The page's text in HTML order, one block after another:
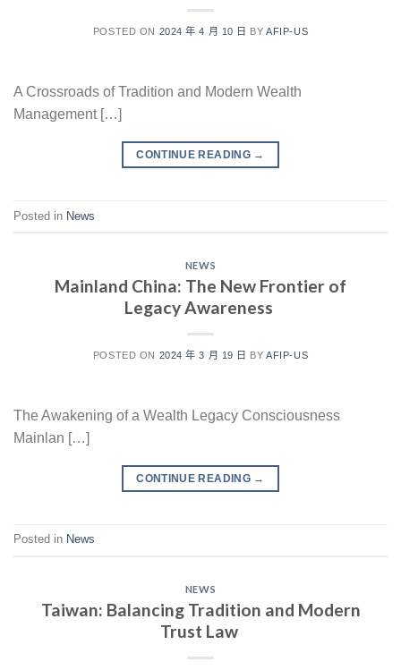
POSTED ON 2024 年 4 月 10 日 BYAFIP-US
A Crossroads of Tradition and Modern Wealth
Management […]
CONTINUE READING →
Posted in News
NEWS
Mainland China: The New Frontier of
Legacy Awareness
POSTED ON 2024 年 3 月 19 日 BYAFIP-US
The Awakening of a Wealth Legacy Consciousness
Mainlan […]
CONTINUE READING →
Posted in News
NEWS
Taiwan: Balancing Tradition and Modern
Trust Law